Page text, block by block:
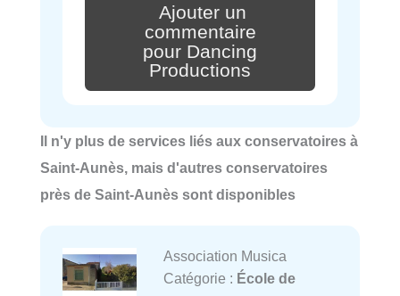
Ajouter un
commentaire
pour Dancing
Productions
Il n'y plus de services liés aux conservatoires à
Saint-Aunès, mais d'autres conservatoires
près de Saint-Aunès sont disponibles
Association Musica
Catégorie : École de